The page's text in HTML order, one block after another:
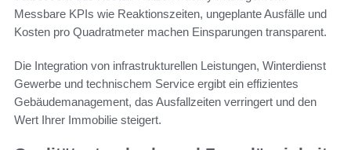
Messbare KPIs wie Reaktionszeiten, ungeplante Ausfälle und
Kosten pro Quadratmeter machen Einsparungen transparent.
Die Integration von infrastrukturellen Leistungen, Winterdienst
Gewerbe und technischem Service ergibt ein effizientes
Gebäudemanagement, das Ausfallzeiten verringert und den
Wert Ihrer Immobilie steigert.